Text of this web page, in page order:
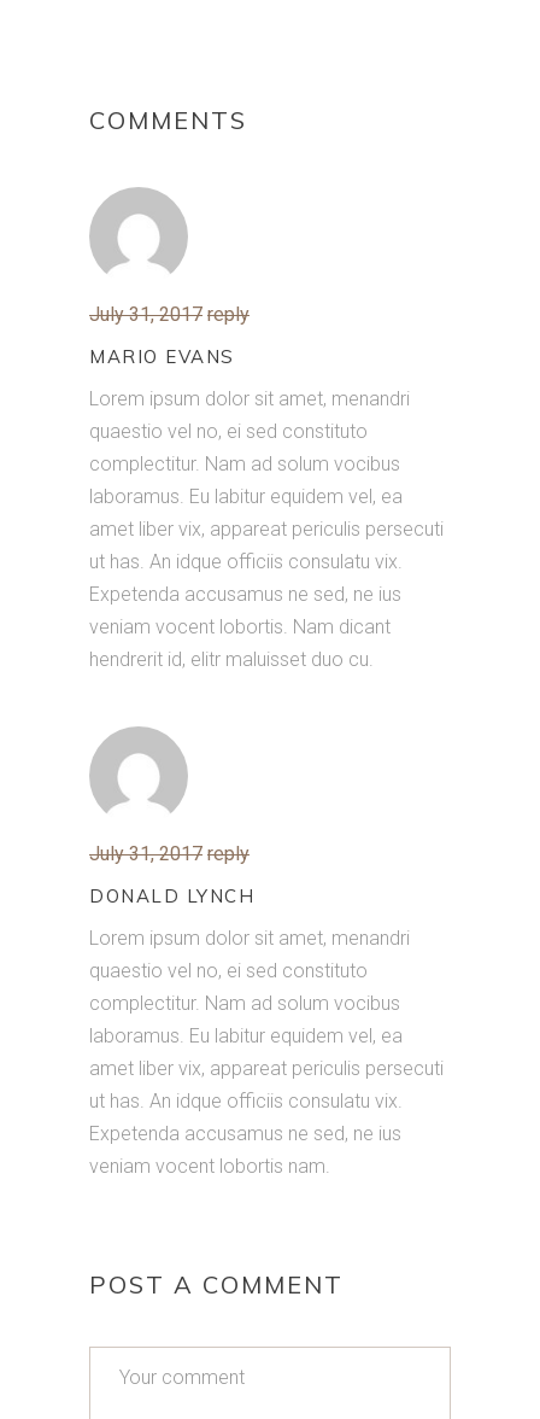
COMMENTS
July 31, 2017 reply
MARIO EVANS
Lorem ipsum dolor sit amet, menandri
quaestio vel no, ei sed constituto
complectitur. Nam ad solum vocibus
laboramus. Eu labitur equidem vel, ea
amet liber vix, appareat periculis persecuti
ut has. An idque officiis consulatu vix.
Expetenda accusamus ne sed, ne ius
veniam vocent lobortis. Nam dicant
hendrerit id, elitr maluisset duo cu.
July 31, 2017 reply
DONALD LYNCH
Lorem ipsum dolor sit amet, menandri
quaestio vel no, ei sed constituto
complectitur. Nam ad solum vocibus
laboramus. Eu labitur equidem vel, ea
amet liber vix, appareat periculis persecuti
ut has. An idque officiis consulatu vix.
Expetenda accusamus ne sed, ne ius
veniam vocent lobortis nam.
POST A COMMENT